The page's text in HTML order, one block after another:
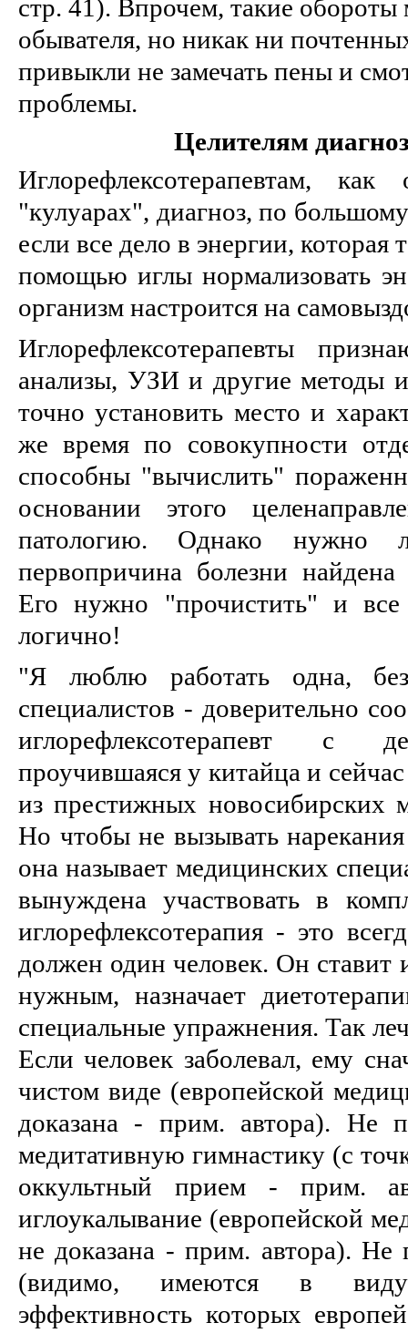
стр. 41). Впрочем, такие обороты
обывателя, но никак ни
привыкли не замечать пены и
проблемы.
Целителям
Иглорефлексотерапевтам,
"кулуарах", диагноз, по
если все дело в энергии, которая
помощью иглы нормализовать
организм настроится на
Иглорефлексотерапевты
анализы, УЗИ и другие методы
точно установить место и
же время по совокупности
способны "вычислить"
основании этого
патологию. Однако нужно
первопричина болезни
Его нужно "прочистить" и
логично!
"Я люблю работать одна,
специалистов - доверительно
иглорефлексотерапевт с
проучившаяся у китайца и
из престижных новосибирских
Но чтобы не вызывать
она называет медицинских
вынуждена участвовать в
иглорефлексотерапия - это
должен один человек. Он ставит
нужным, назначает
специальные упражнения. Так
Если человек заболевал, ему
чистом виде (европейской
доказана - прим. автора). Не
медитативную гимнастику (с
оккультный прием - прим.
иглоукалывание (европейской
не доказана - прим. автора). Не
(видимо, имеются в
эффективность которых